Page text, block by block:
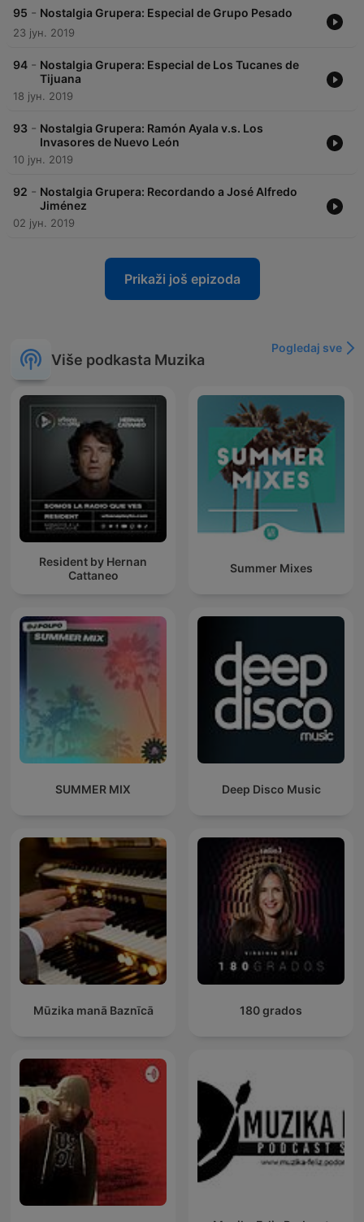
95 - Nostalgia Grupera: Especial de Grupo Pesado
23 јун. 2019
94 - Nostalgia Grupera: Especial de Los Tucanes de
Tijuana
18 јун. 2019
93 - Nostalgia Grupera: Ramón Ayala v.s. Los
Invasores de Nuevo León
10 јун. 2019
92 - Nostalgia Grupera: Recordando a José Alfredo
Jiménez
02 јун. 2019
Prikaži još epizoda
Više podkasta Muzika
Pogledaj sve
Resident by Hernan
Cattaneo
Summer Mixes
SUMMER MIX Deep Disco Music
Mūzika manā Baznīcā 180 grados